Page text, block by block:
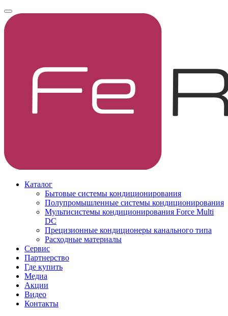
Каталог
Бытовые системы кондиционирования
Полупромышленные системы кондиционирования
Мультисистемы кондиционирования Force Multi
DC
Прецизионные кондиционеры канального типа
Расходные материалы
Сервис
Партнерство
Где купить
Медиа
Акции
Видео
Контакты